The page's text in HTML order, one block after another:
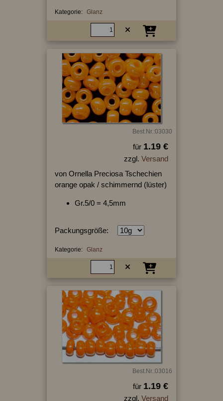
Kategorie: Glanz
Best.Nr.:03030
für 1.19 €
zzgl. Versand
von Ornella Preciosa Tschechien
orange opak / schimmernd (lüster)
Gr.5/0 = 4,5mm
Packungsgröße:
Kategorie: Glanz
Best.Nr.:03016
für 1.19 €
zzgl. Versand